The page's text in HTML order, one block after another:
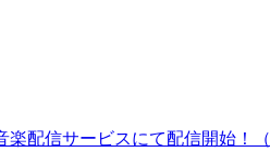
配信サービスにて配信開始！